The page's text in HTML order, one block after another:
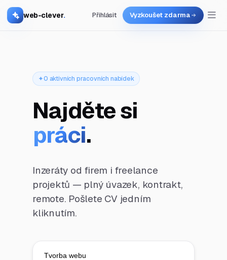
web-clever. Přihlásit Vyzkoušet zdarma
0 aktivních pracovních nabídek
Najděte si
práci.
Inzeráty od firem i freelance
projektů — plný úvazek, kontrakt,
remote. Pošlete CV jedním
kliknutím.